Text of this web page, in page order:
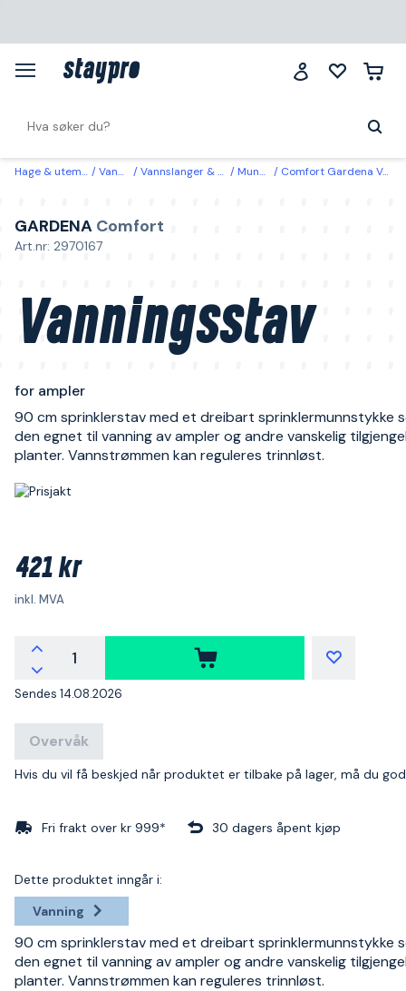
Hage & utemiljø Vanning Vannslanger & Koblinger Munnstykke Comfort Gardena Vanningsstav for ampler
GARDENA Comfort
Art.nr: 2970167
Vanningsstav
for ampler
90 cm sprinklerstav med et dreibart sprinklermunnstykke
den egnet til vanning av ampler og andre vanskelig
planter. Vannstrømmen kan reguleres trinnløst.
421 kr
inkl. MVA
Sendes 14.08.2026
Overvåk
Hvis du vil få beskjed når produktet er tilbake på lager, må du
Fri frakt over kr 999* 30 dagers åpent kjøp
Dette produktet inngår i:
Vanning
90 cm sprinklerstav med et dreibart sprinklermunnstykke
den egnet til vanning av ampler og andre vanskelig
planter. Vannstrømmen kan reguleres trinnløst.